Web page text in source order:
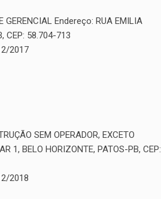
GERENCIAL Endereço: RUA EMILIA
CEP: 58.704-713
2017
SEM OPERADOR, EXCETO
1, BELO HORIZONTE, PATOS-PB, CEP:
2018